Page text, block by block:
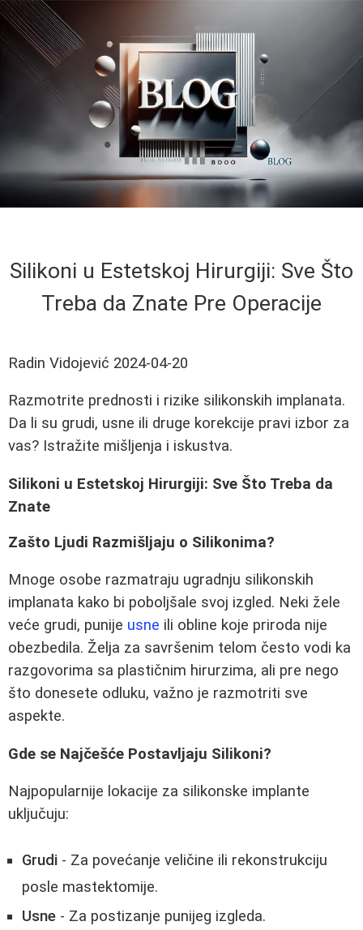
Silikoni u Estetskoj Hirurgiji: Sve Što
Treba da Znate Pre Operacije
Radin Vidojević 2024-04-20
Razmotrite prednosti i rizike silikonskih implanata.
Da li su grudi, usne ili druge korekcije pravi izbor za
vas? Istražite mišljenja i iskustva.
Silikoni u Estetskoj Hirurgiji: Sve Što Treba da
Znate
Zašto Ljudi Razmišljaju o Silikonima?
Mnoge osobe razmatraju ugradnju silikonskih
implanata kako bi poboljšale svoj izgled. Neki žele
veće grudi, punije usne ili obline koje priroda nije
obezbedila. Želja za savršenim telom često vodi ka
razgovorima sa plastičnim hirurzima, ali pre nego
što donesete odluku, važno je razmotriti sve
aspekte.
Gde se Najčešće Postavljaju Silikoni?
Najpopularnije lokacije za silikonske implante
uključuju:
Grudi - Za povećanje veličine ili rekonstrukciju
posle mastektomije.
Usne - Za postizanje punijeg izgleda.